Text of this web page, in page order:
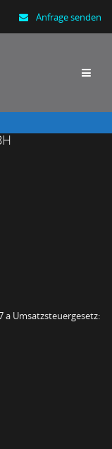
Anfrage senden
Umsatzsteuergesetz: